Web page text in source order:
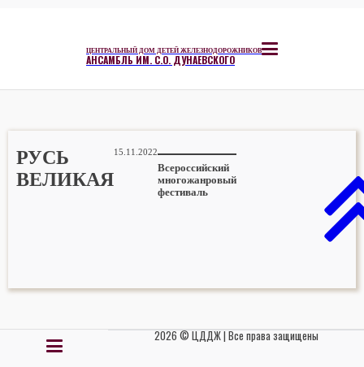
ЦЕНТРАЛЬНЫЙ ДОМ ДЕТЕЙ ЖЕЛЕЗНОДОРОЖНИКОВ
АНСАМБЛЬ ИМ. С.О. ДУНАЕВСКОГО
РУСЬ
ВЕЛИКАЯ
15.11.2022
Всероссийский
многожанровый
фестиваль
2026 © ЦДДЖ | Все права защищены